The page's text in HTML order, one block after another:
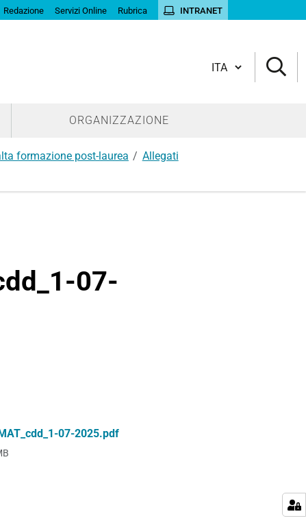
Redazione Servizi Online Rubrica INTRANET
Cambia lingua
ORGANIZZAZIONE
formazione post-laurea
Allegati
07-
07-2025.pdf